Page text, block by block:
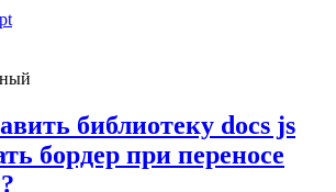
библиотеку docs js
бордер при переносе